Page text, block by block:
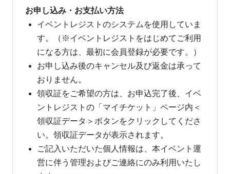
お申し込み・お支払い方法
イベントレジストのシステムを使用していま
す。（※イベントレジストをはじめてご利用
になる方は、最初に会員登録が必要です。）
お申し込み後のキャンセル及び返金は承って
おりません。
領収証をご希望の方は、お申込完了後、イベ
ントレジストの「マイチケット」ページ内＜
領収証データ＞ボタンをクリックしてくださ
い。領収証データが表示されます。
ご記入いただいた個人情報は、本イベント運
営に伴う管理およびご連絡にのみ利用いたし